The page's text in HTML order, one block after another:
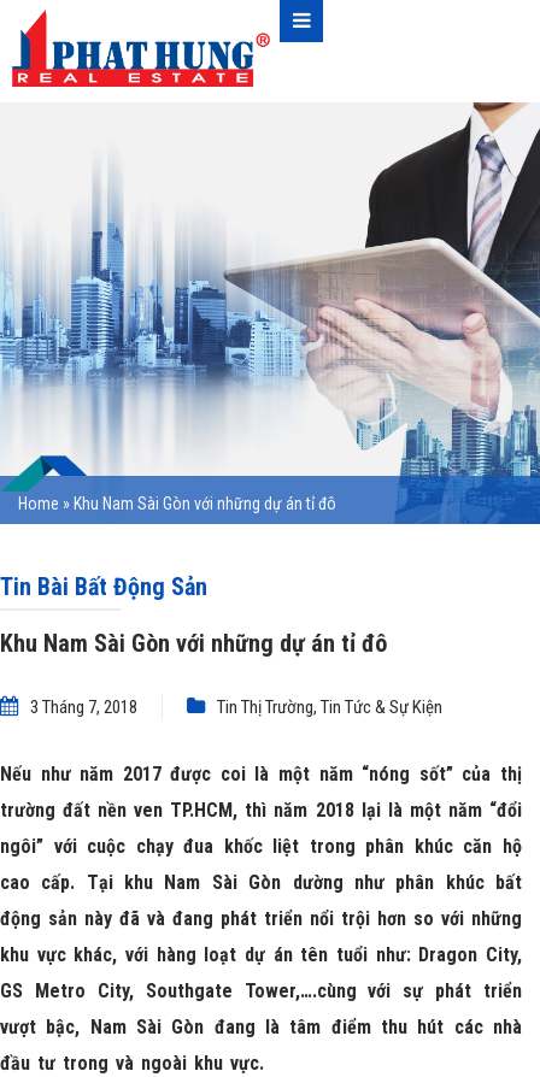
Home » Khu Nam Sài Gòn với những dự án tỉ đô
Tin Bài Bất Động Sản
Khu Nam Sài Gòn với những dự án tỉ đô
3 Tháng 7, 2018 Tin Thị Trường, Tin Tức & Sự Kiện
Nếu như năm 2017 được coi là một năm “nóng sốt” của thị
trường đất nền ven TP.HCM, thì năm 2018 lại là một năm “đổi
ngôi” với cuộc chạy đua khốc liệt trong phân khúc căn hộ
cao cấp. Tại khu Nam Sài Gòn dường như phân khúc bất
động sản này đã và đang phát triển nổi trội hơn so với những
khu vực khác, với hàng loạt dự án tên tuổi như: Dragon City,
GS Metro City, Southgate Tower,….cùng với sự phát triển
vượt bậc, Nam Sài Gòn đang là tâm điểm thu hút các nhà
đầu tư trong và ngoài khu vực.